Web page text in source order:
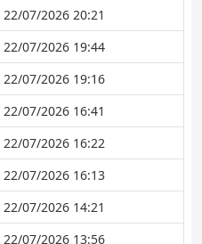
22/07/2026 20:21
22/07/2026 19:44
22/07/2026 19:16
22/07/2026 16:41
22/07/2026 16:22
22/07/2026 16:13
22/07/2026 14:21
22/07/2026 13:56